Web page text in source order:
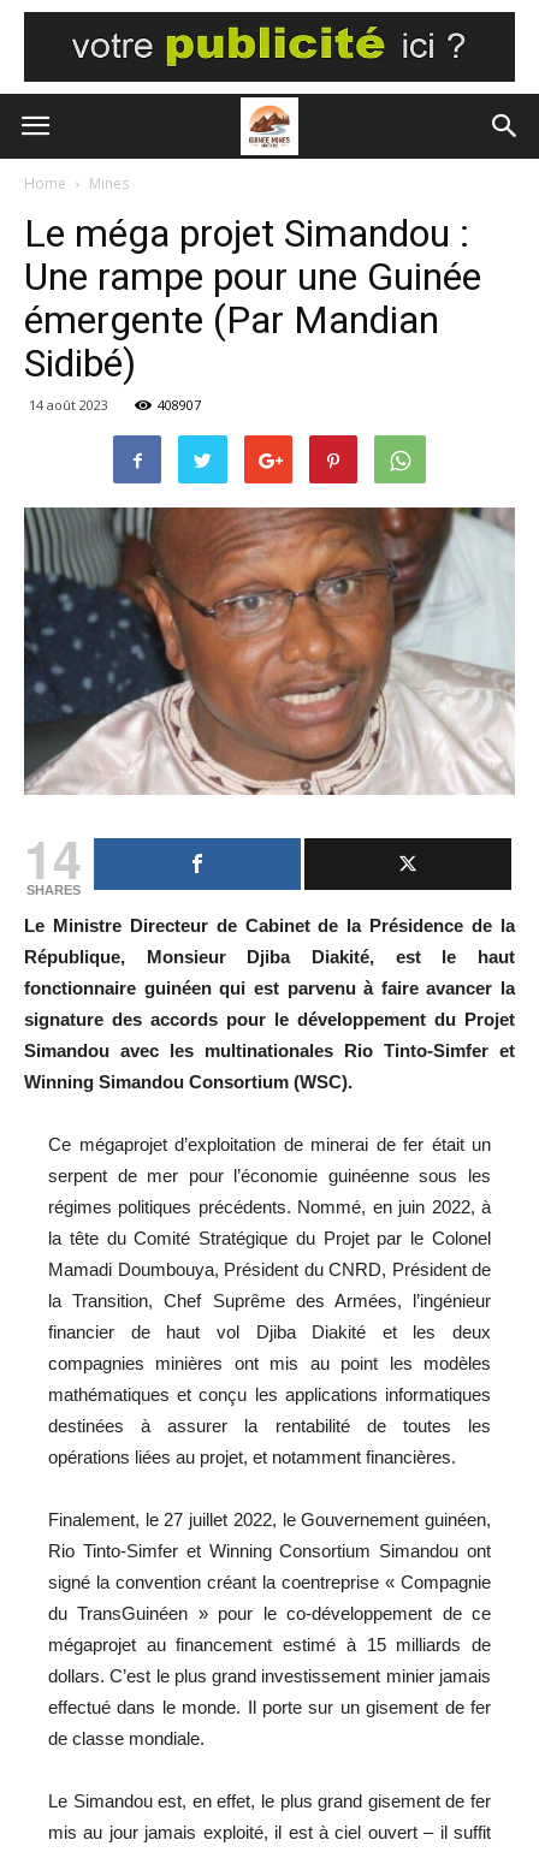
Home Mines
Le méga projet Simandou :
Une rampe pour une Guinée
émergente (Par Mandian
Sidibé)
14 août 2023 408907
14
SHARES
Le Ministre Directeur de Cabinet de la Présidence de la
République, Monsieur Djiba Diakité, est le haut
fonctionnaire guinéen qui est parvenu à faire avancer la
signature des accords pour le développement du Projet
Simandou avec les multinationales Rio Tinto-Simfer et
Winning Simandou Consortium (WSC).
Ce mégaprojet d’exploitation de minerai de fer était un
serpent de mer pour l’économie guinéenne sous les
régimes politiques précédents. Nommé, en juin 2022, à
la tête du Comité Stratégique du Projet par le Colonel
Mamadi Doumbouya, Président du CNRD, Président de
la Transition, Chef Suprême des Armées, l’ingénieur
financier de haut vol Djiba Diakité et les deux
compagnies minières ont mis au point les modèles
mathématiques et conçu les applications informatiques
destinées à assurer la rentabilité de toutes les
opérations liées au projet, et notamment financières.
Finalement, le 27 juillet 2022, le Gouvernement guinéen,
Rio Tinto-Simfer et Winning Consortium Simandou ont
signé la convention créant la coentreprise « Compagnie
du TransGuinéen » pour le co-développement de ce
mégaprojet au financement estimé à 15 milliards de
dollars. C’est le plus grand investissement minier jamais
effectué dans le monde. Il porte sur un gisement de fer
de classe mondiale.
Le Simandou est, en effet, le plus grand gisement de fer
mis au jour jamais exploité, il est à ciel ouvert – il suffit